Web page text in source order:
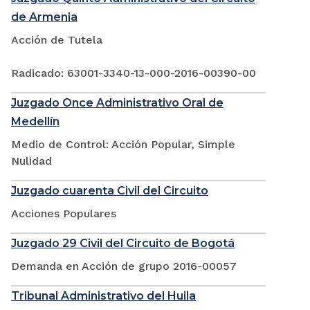
de Armenia
Acción de Tutela
Radicado: 63001-3340-13-000-2016-00390-00
Juzgado Once Administrativo Oral de
Medellín
Medio de Control: Acción Popular, Simple
Nulidad
Juzgado cuarenta Civil del Circuito
Acciones Populares
Juzgado 29 Civil del Circuito de Bogotá
Demanda en Acción de grupo 2016-00057
Tribunal Administrativo del Huila